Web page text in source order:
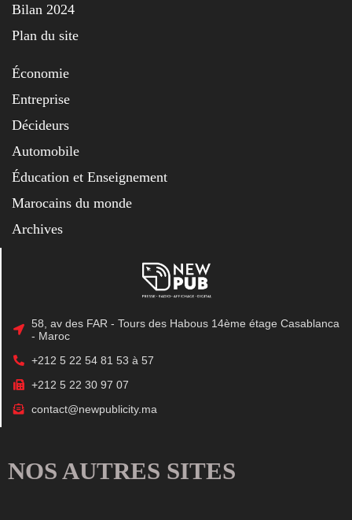
Bilan 2024
Plan du site
Économie
Entreprise
Décideurs
Automobile
Éducation et Enseignement
Marocains du monde
Archives
58, av des FAR - Tours des Habous 14ème étage Casablanca
- Maroc
+212 5 22 54 81 53 à 57
+212 5 22 30 97 07
contact@newpublicity.ma
NOS AUTRES SITES